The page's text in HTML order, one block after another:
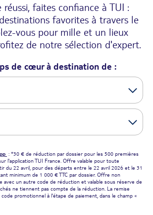
réussi, faites confiance à TUI :
favorites à travers le
vous pour mille et un lieux
de notre sélection d'expert.
de cœur à destination de :
: *30 € de réduction par dossier pour les 500 premières
l'application TUI France. Offre valable pour toute
du 22 avril, pour des départs entre le 22 avril 2026 et le 31
minimum de 1 000 € TTC par dossier. Offre non
avec un autre code de réduction et valable sous réserve de
ne tiennent pas compte de la réduction. La remise
code promotionnel à l'étape de paiement, dans le champ «